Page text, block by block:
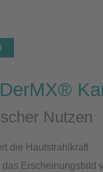
Nutzen
die Hautstrahlkraft
das Erscheinungsbild